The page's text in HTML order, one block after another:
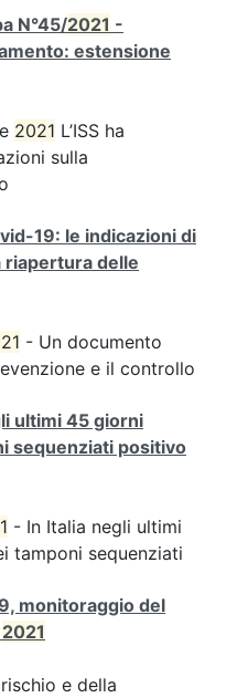
N°45/2021 -
estensione
2021 L’ISS ha
sulla
19: le indicazioni di
riapertura delle
- Un documento
e il controllo
ultimi 45 giorni
sequenziati positivo
- In Italia negli ultimi
tamponi sequenziati
monitoraggio del
2021
e della